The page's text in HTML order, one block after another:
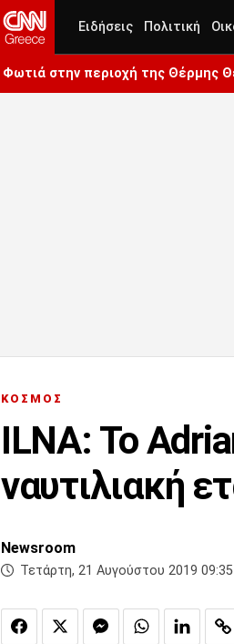
Ειδήσεις Πολιτική
Φωτιά στην περιοχή της Θέρμης
ΚΟΣΜΟΣ
ILNA: Το
ναυτιλιακή
Newsroom
Τετάρτη, 21 Αυγούστου 2019 09:35